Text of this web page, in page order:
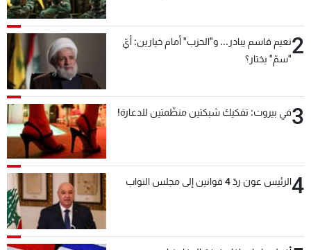
2نعيم قاسم يبادر... و"الحزب" أمام خيارين: أيّ
"سمّ" يختار؟
3في بيروت: تفكيك شبكتين منظّمتين للدعارة!
4الرئيس عون ردّ 4 قوانين إلى مجلس النواب